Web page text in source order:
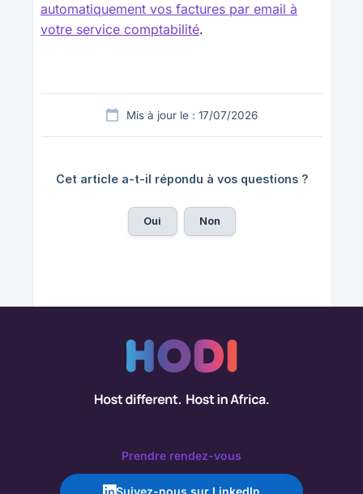
automatiquement vos factures par email à
votre service comptabilité.
Mis à jour le : 17/07/2026
Cet article a-t-il répondu à vos questions ?
Oui Non
Prendre rendez-vous